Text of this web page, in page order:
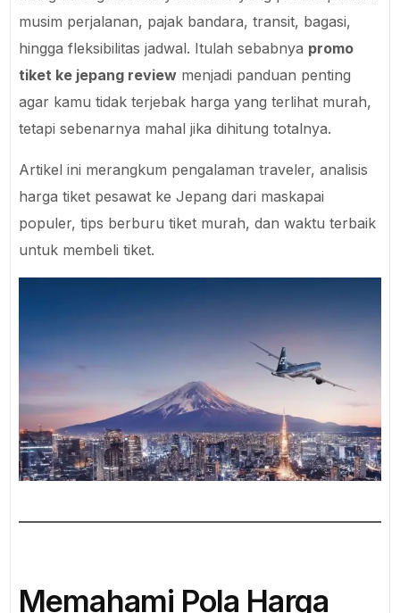
musim perjalanan, pajak bandara, transit, bagasi,
hingga fleksibilitas jadwal. Itulah sebabnya promo
tiket ke jepang review menjadi panduan penting
agar kamu tidak terjebak harga yang terlihat murah,
tetapi sebenarnya mahal jika dihitung totalnya.
Artikel ini merangkum pengalaman traveler, analisis
harga tiket pesawat ke Jepang dari maskapai
populer, tips berburu tiket murah, dan waktu terbaik
untuk membeli tiket.
Memahami Pola Harga